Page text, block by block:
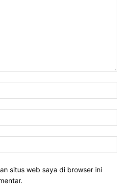
situs web saya di browser ini